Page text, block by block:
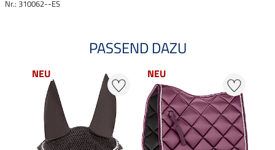
Nr.: 310062--ES
PASSEND DAZU
NEU NEU